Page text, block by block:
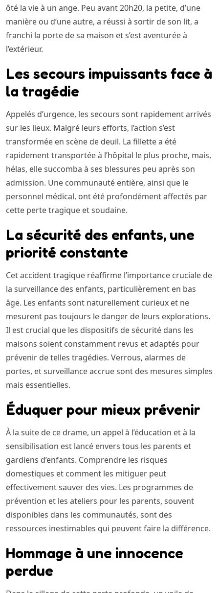
ôté la vie à un ange. Peu avant 20h20, la petite, d’une
manière ou d’une autre, a réussi à sortir de son lit, a
franchi la porte de sa maison et s’est aventurée à
l’extérieur.
Les secours impuissants face à
la tragédie
Appelés d’urgence, les secours sont rapidement arrivés
sur les lieux. Malgré leurs efforts, l’action s’est
transformée en scène de deuil. La fillette a été
rapidement transportée à l’hôpital le plus proche, mais,
hélas, elle succomba à ses blessures peu après son
admission. Une communauté entière, ainsi que le
personnel médical, ont été profondément affectés par
cette perte tragique et soudaine.
La sécurité des enfants, une
priorité constante
Cet accident tragique réaffirme l’importance cruciale de
la surveillance des enfants, particulièrement en bas
âge. Les enfants sont naturellement curieux et ne
mesurent pas toujours le danger de leurs explorations.
Il est crucial que les dispositifs de sécurité dans les
maisons soient constamment revus et adaptés pour
prévenir de telles tragédies. Verrous, alarmes de
portes, et surveillance accrue sont des mesures simples
mais essentielles.
Éduquer pour mieux prévenir
À la suite de ce drame, un appel à l’éducation et à la
sensibilisation est lancé envers tous les parents et
gardiens d’enfants. Comprendre les risques
domestiques et comment les mitiguer peut
effectivement sauver des vies. Les programmes de
prévention et les ateliers pour les parents, souvent
disponibles dans les communautés, sont des
ressources inestimables qui peuvent faire la différence.
Hommage à une innocence
perdue